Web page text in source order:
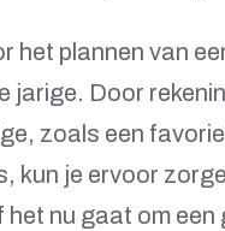
het plannen van
jarige. Door
zoals een
kun je ervoor
het nu gaat om